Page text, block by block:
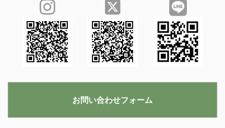
お問い合わせフォーム